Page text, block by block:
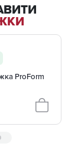
ProForm